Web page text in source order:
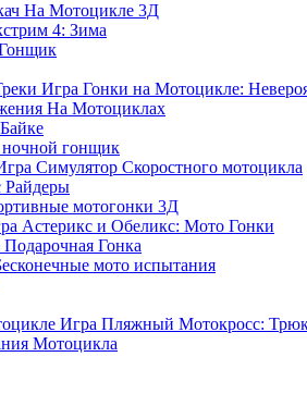
На Мотоцикле 3Д
4: Зима
Игра Гонки на Мотоцикле:
На Мотоциклах
гонщик
Симулятор Скоростного мотоцикла
Райдеры
мотогонки 3Д
Астерикс и Обеликс: Мото Гонки
Гонка
мото испытания
Игра Пляжный Мотокросс:
Мотоцикла